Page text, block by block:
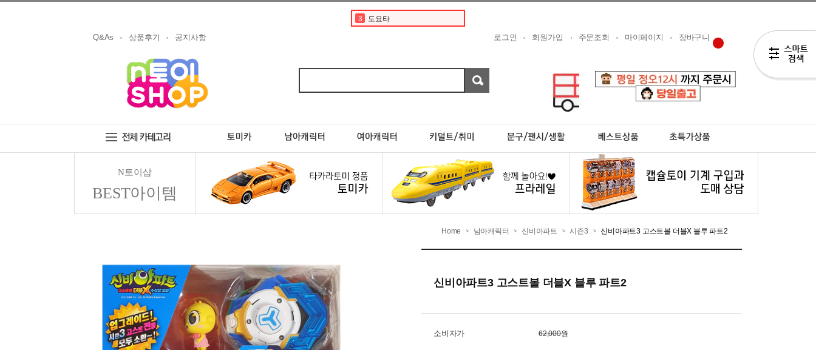
3 도요타
6 현대
9 스바루
10 분노의질주
2 토미카경찰차
Q&As 상품후기 공지사항 로그인 회원가입 주문조회 마이페이지 장바구니
N토이샵
BEST아이템
Home > 남아캐릭터 > 신비아파트 > 시즌3 > 신비아파트3 고스트볼 더블X 블루 파트2
신비아파트3 고스트볼 더블X 블루 파트2
소비자가 62,000원